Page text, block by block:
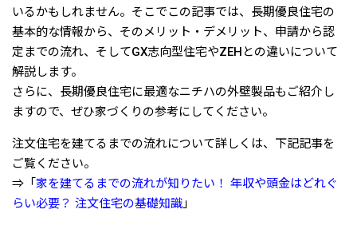
いるかもしれません。そこでこの記事では、長期優良住宅の
基本的な情報から、そのメリット・デメリット、申請から認
定までの流れ、そしてGX志向型住宅やZEHとの違いについて
解説します。
さらに、長期優良住宅に最適なニチハの外壁製品もご紹介し
ますので、ぜひ家づくりの参考にしてください。
注文住宅を建てるまでの流れについて詳しくは、下記記事を
ご覧ください。
⇒「 家を建てるまでの流れが知りたい！ 年収や頭金はどれぐ
らい必要？ 注文住宅の基礎知識 」